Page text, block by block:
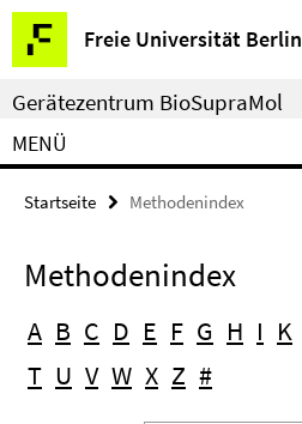
Springe
direkt
zu
Inhalt
Freie Universität Berlin
Service-
Navigation
Gerätezentrum BioSupraMol
MENÜ
Startseite Methodenindex
Methodenindex
A B C D E F G H I K
T U V W X Z #